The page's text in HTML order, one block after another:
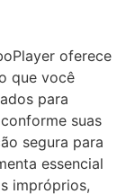
oferece
que você
para
suas
segura para
essencial
impróprios,